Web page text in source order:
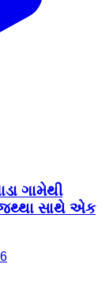
ગામેથી
જથ્થા સાથે એક